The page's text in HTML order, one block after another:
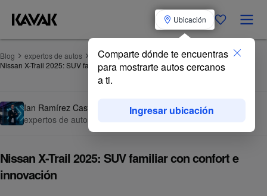
Ubicación
Blog
expertos de autos
Nissan X-Trail 2025: SUV familiar con confort e innovación
Ian Ramírez Castro
expertos de autos
27 de agosto de 2025
Nissan X-Trail 2025: SUV familiar con confort e
innovación
Comparte dónde te encuentras
para mostrarte autos cercanos
a ti.
Ingresar ubicación